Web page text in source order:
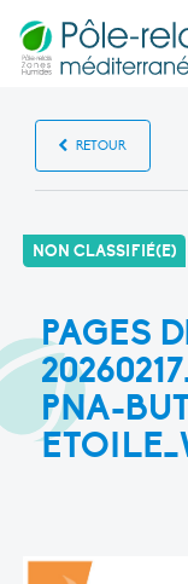
RETOUR
NON CLASSIFIÉ(E)
PAGES
PNA-